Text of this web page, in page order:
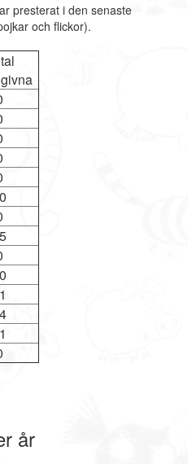
presterat i den senaste
och flickor).
år